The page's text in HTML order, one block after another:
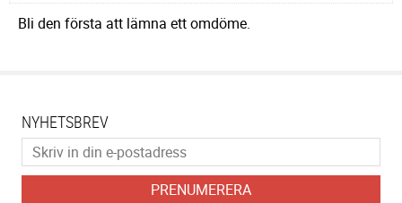
Bli den första att lämna ett omdöme.
NYHETSBREV
PRENUMERERA